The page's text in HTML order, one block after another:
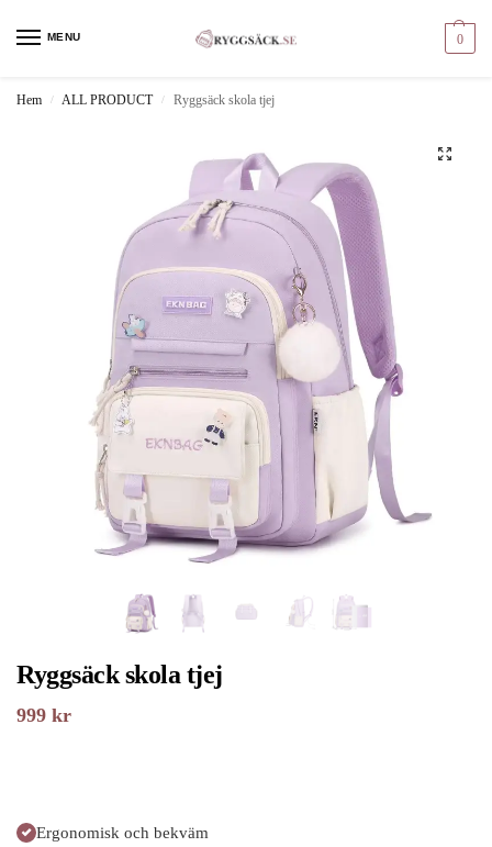
MENU 0
Hem / ALL PRODUCT / Ryggsäck skola tjej
Ryggsäck skola tjej
999 kr
Ergonomisk och bekväm